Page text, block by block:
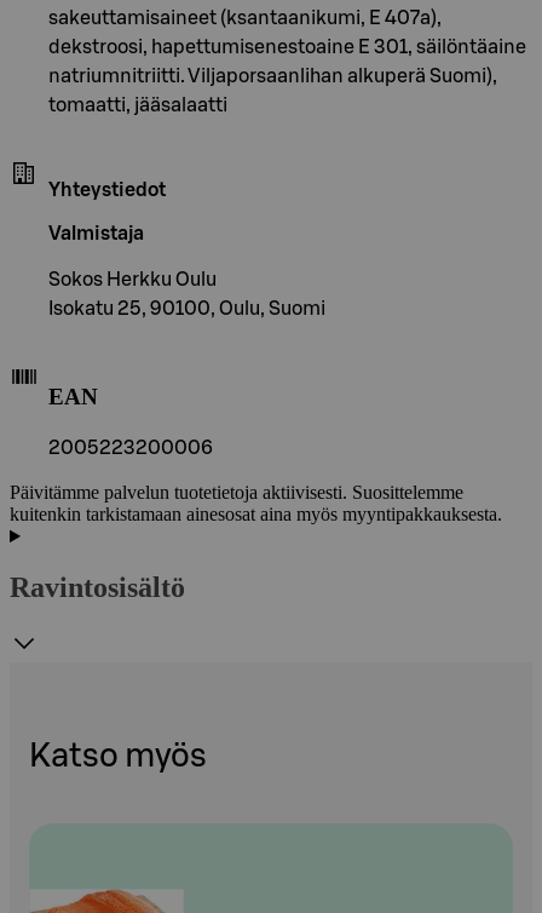
sakeuttamisaineet (ksantaanikumi, E 407a),
dekstroosi, hapettumisenestoaine E 301, säilöntäaine
natriumnitriitti. Viljaporsaanlihan alkuperä Suomi),
tomaatti, jääsalaatti
Yhteystiedot
Valmistaja
Sokos Herkku Oulu
Isokatu 25, 90100, Oulu, Suomi
EAN
2005223200006
Päivitämme palvelun tuotetietoja aktiivisesti. Suosittelemme
kuitenkin tarkistamaan ainesosat aina myös myyntipakkauksesta.
Ravintosisältö
Katso myös